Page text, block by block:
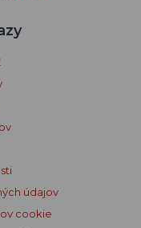
údajov
cookie